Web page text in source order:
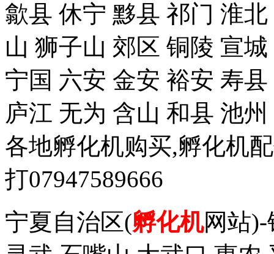
歙县 休宁 黟县 祁门 淮
山 狮子山 郊区 铜陵 宣
宁国 六安 金安 裕安 寿
庐江 无为 含山 和县 池
各地孵化机购买,孵化机
打07947589666
宁夏自治区(孵化机网站)-